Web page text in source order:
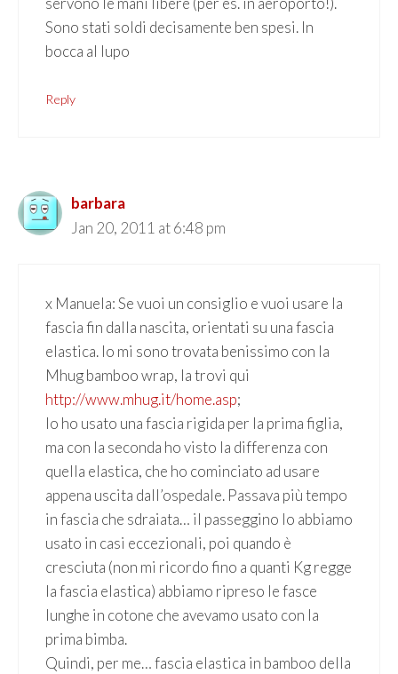
Sono stati soldi decisamente ben spesi. In
bocca al lupo
Reply
barbara
Jan 20, 2011 at 6:48 pm
x Manuela: Se vuoi un consiglio e vuoi usare la
fascia fin dalla nascita, orientati su una fascia
elastica. Io mi sono trovata benissimo con la
Mhug bamboo wrap, la trovi qui
http://www.mhug.it/home.asp;
Io ho usato una fascia rigida per la prima figlia,
ma con la seconda ho visto la differenza con
quella elastica, che ho cominciato ad usare
appena uscita dall’ospedale. Passava più tempo
in fascia che sdraiata… il passeggino lo abbiamo
usato in casi eccezionali, poi quando è
cresciuta (non mi ricordo fino a quanti Kg regge
la fascia elastica) abbiamo ripreso le fasce
lunghe in cotone che avevamo usato con la
prima bimba.
Quindi, per me… fascia elastica in bamboo della